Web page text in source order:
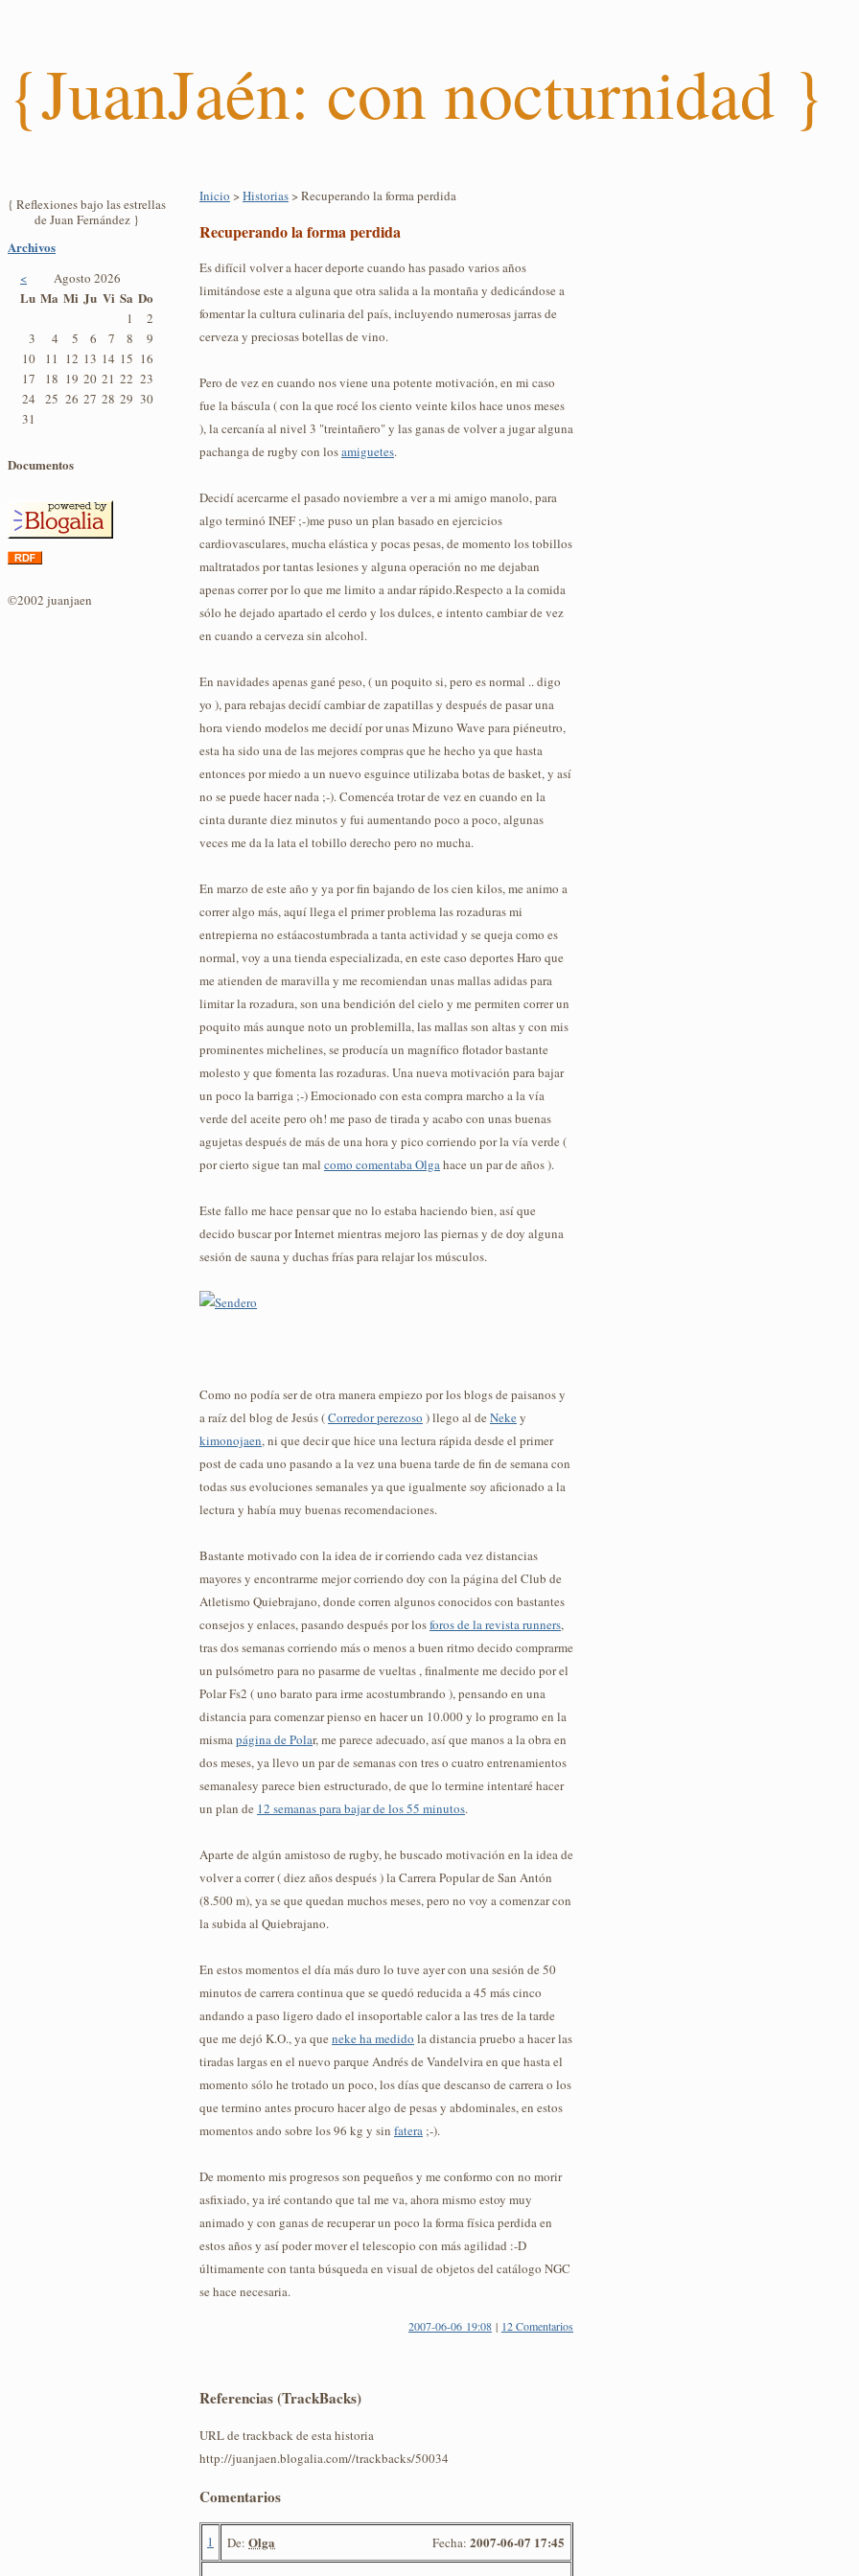
{JuanJaén: con nocturnidad }
{ Reflexiones bajo las estrellas
de Juan Fernández }
Archivos
< Agosto 2026
Lu Ma Mi Ju Vi Sa Do
1
2
3
4 5 6 7 8
9
10
11 12 13 14 15 16
17
18 19 20 21 22 23
24
25 26 27 28 29 30
31
Documentos
©2002 juanjaen
Inicio >Historias> Recuperando la forma perdida
Recuperando la forma perdida
Es difícil volver a hacer deporte cuando has pasado varios años
limitándose este a alguna que otra salida a la montaña y dedicándose a
fomentar la cultura culinaria del país, incluyendo numerosas jarras de
cerveza y preciosas botellas de vino.
Pero de vez en cuando nos viene una potente motivación, en mi caso
fue la báscula ( con la que rocé los ciento veinte kilos hace unos meses
), la cercanía al nivel 3 "treintañero" y las ganas de volver a jugar alguna
pachanga de rugby con losamiguetes.
Decidí acercarme el pasado noviembre a ver a mi amigo manolo, para
algo terminó INEF ;-)me puso un plan basado en ejercicios
cardiovasculares, mucha elástica y pocas pesas, de momento los tobillos
maltratados por tantas lesiones y alguna operación no me dejaban
apenas correr por lo que me limito a andar rápido.Respecto a la comida
sólo he dejado apartado el cerdo y los dulces, e intento cambiar de vez
en cuando a cerveza sin alcohol.
En navidades apenas gané peso, ( un poquito si, pero es normal .. digo
yo ), para rebajas decidí cambiar de zapatillas y después de pasar una
hora viendo modelos me decidí por unas Mizuno Wave para piéneutro,
esta ha sido una de las mejores compras que he hecho ya que hasta
entonces por miedo a un nuevo esguince utilizaba botas de basket, y así
no se puede hacer nada ;-). Comencéa trotar de vez en cuando en la
cinta durante diez minutos y fui aumentando poco a poco, algunas
veces me da la lata el tobillo derecho pero no mucha.
En marzo de este año y ya por fin bajando de los cien kilos, me animo a
correr algo más, aquí llega el primer problema las rozaduras mi
entrepierna no estáacostumbrada a tanta actividad y se queja como es
normal, voy a una tienda especializada, en este caso deportes Haro que
me atienden de maravilla y me recomiendan unas mallas adidas para
limitar la rozadura, son una bendición del cielo y me permiten correr un
poquito más aunque noto un problemilla, las mallas son altas y con mis
prominentes michelines, se producía un magnífico flotador bastante
molesto y que fomenta las rozaduras. Una nueva motivación para bajar
un poco la barriga ;-) Emocionado con esta compra marcho a la vía
verde del aceite pero oh! me paso de tirada y acabo con unas buenas
agujetas después de más de una hora y pico corriendo por la vía verde (
por cierto sigue tan mal como comentaba Olgahace un par de años ).
Este fallo me hace pensar que no lo estaba haciendo bien, así que
decido buscar por Internet mientras mejoro las piernas y de doy alguna
sesión de sauna y duchas frías para relajar los músculos.
Como no podía ser de otra manera empiezo por los blogs de paisanos y
a raíz del blog de Jesús (Corredor perezoso ) llego al de Nekey
kimonojaen, ni que decir que hice una lectura rápida desde el primer
post de cada uno pasando a la vez una buena tarde de fin de semana con
todas sus evoluciones semanales ya que igualmente soy aficionado a la
lectura y había muy buenas recomendaciones.
Bastante motivado con la idea de ir corriendo cada vez distancias
mayores y encontrarme mejor corriendo doy con la página del Club de
Atletismo Quiebrajano, donde corren algunos conocidos con bastantes
consejos y enlaces, pasando después por losforos de la revista runners,
tras dos semanas corriendo más o menos a buen ritmo decido comprarme
un pulsómetro para no pasarme de vueltas , finalmente me decido por el
Polar Fs2 ( uno barato para irme acostumbrando ), pensando en una
distancia para comenzar pienso en hacer un 10.000 y lo programo en la
mismapágina de Polar, me parece adecuado, así que manos a la obra en
dos meses, ya llevo un par de semanas con tres o cuatro entrenamientos
semanalesy parece bien estructurado, de que lo termine intentaré hacer
un plan de 12 semanas para bajar de los 55 minutos.
Aparte de algún amistoso de rugby, he buscado motivación en la idea de
volver a correr ( diez años después ) la Carrera Popular de San Antón
(8.500 m), ya se que quedan muchos meses, pero no voy a comenzar con
la subida al Quiebrajano.
En estos momentos el día más duro lo tuve ayer con una sesión de 50
minutos de carrera continua que se quedó reducida a 45 más cinco
andando a paso ligero dado el insoportable calor a las tres de la tarde
que me dejó K.O., ya que neke ha medido la distancia pruebo a hacer las
tiradas largas en el nuevo parque Andrés de Vandelvira en que hasta el
momento sólo he trotado un poco, los días que descanso de carrera o los
que termino antes procuro hacer algo de pesas y abdominales, en estos
momentos ando sobre los 96 kg y sin fatera ;-).
De momento mis progresos son pequeños y me conformo con no morir
asfixiado, ya iré contando que tal me va, ahora mismo estoy muy
animado y con ganas de recuperar un poco la forma física perdida en
estos años y así poder mover el telescopio con más agilidad :-D
últimamente con tanta búsqueda en visual de objetos del catálogo NGC
se hace necesaria.
2007-06-06 19:08 | 12 Comentarios
Referencias (TrackBacks)
URL de trackback de esta historia
http://juanjaen.blogalia.com//trackbacks/50034
Comentarios
1 De: Olga Fecha: 2007-06-07 17:45